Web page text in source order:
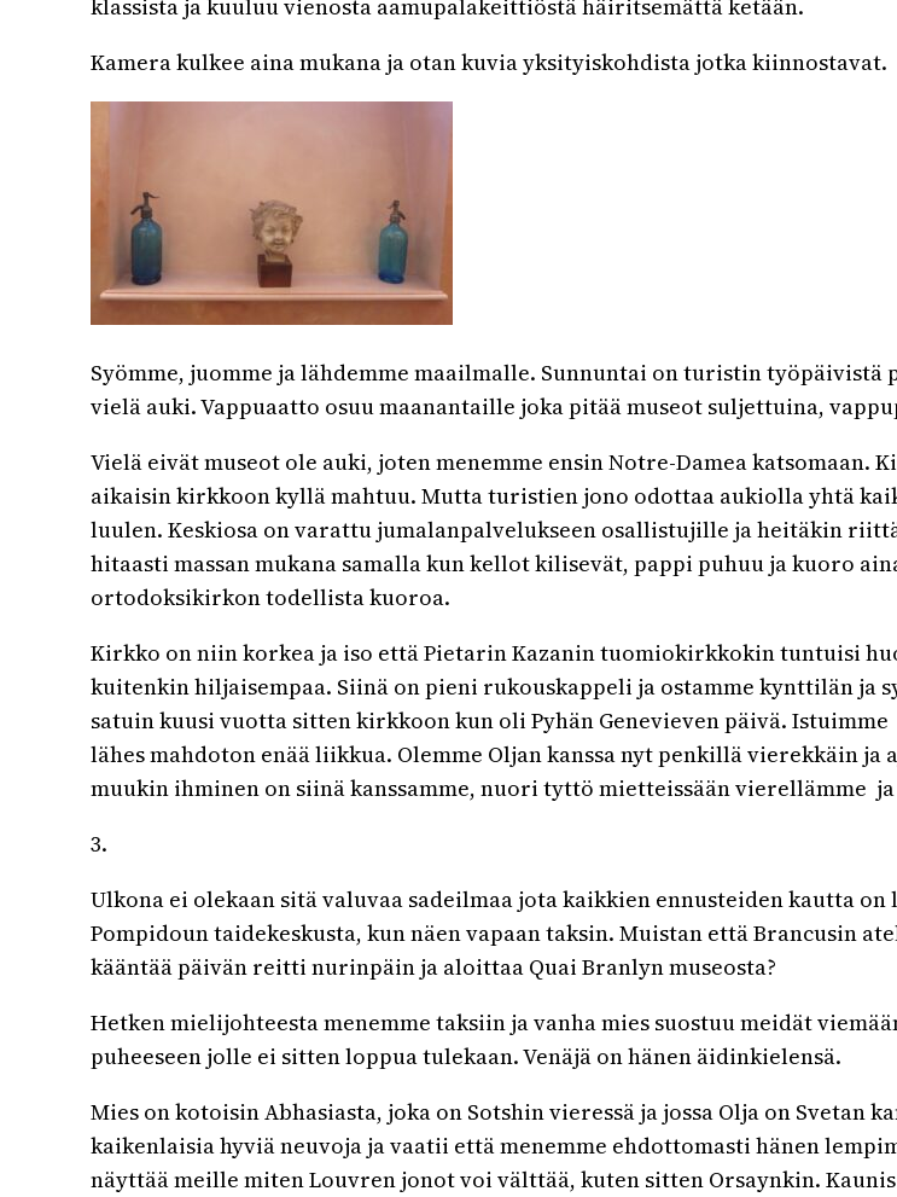
klassista ja kuuluu vienosta aamupalakeittiöstä häiritsemättä ketään.
Kamera kulkee aina mukana ja otan kuvia yksityiskohdista jotka kiinnostavat.
Syömme, juomme ja lähdemme maailmalle. Sunnuntai on turistin
vielä auki. Vappuaatto osuu maanantaille joka pitää museot suljettuina,
Vielä eivät museot ole auki, joten menemme ensin Notre-Damea
aikaisin kirkkoon kyllä mahtuu. Mutta turistien jono odottaa aukiolla yhtä
luulen. Keskiosa on varattu jumalanpalvelukseen osallistujille ja heitäkin
hitaasti massan mukana samalla kun kellot kilisevät, pappi puhuu ja kuoro
ortodoksikirkon todellista kuoroa.
Kirkko on niin korkea ja iso että Pietarin Kazanin tuomiokirkkokin tuntuisi
kuitenkin hiljaisempaa. Siinä on pieni rukouskappeli ja ostamme kynttilän ja
satuin kuusi vuotta sitten kirkkoon kun oli Pyhän Genevieven päivä.
lähes mahdoton enää liikkua. Olemme Oljan kanssa nyt penkillä vierekkäin
muukin ihminen on siinä kanssamme, nuori tyttö mietteissään vierellämme
3.
Ulkona ei olekaan sitä valuvaa sadeilmaa jota kaikkien ennusteiden kautta
Pompidoun taidekeskusta, kun näen vapaan taksin. Muistan että Brancusin
kääntää päivän reitti nurinpäin ja aloittaa Quai Branlyn museosta?
Hetken mielijohteesta menemme taksiin ja vanha mies suostuu meidät
puheeseen jolle ei sitten loppua tulekaan. Venäjä on hänen äidinkielensä.
Mies on kotoisin Abhasiasta, joka on Sotshin vieressä ja jossa Olja on Svetan
kaikenlaisia hyviä neuvoja ja vaatii että menemme ehdottomasti hänen
näyttää meille miten Louvren jonot voi välttää, kuten sitten Orsaynkin.